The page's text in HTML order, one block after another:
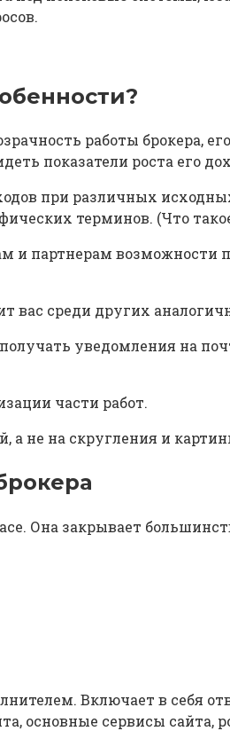
работы брокера,
показатели роста его
при различных
терминов. (Что
партнерам возможности
вас среди других
уведомления на
части работ.
не на скругления и
Она закрывает
Включает в себя
основные сервисы